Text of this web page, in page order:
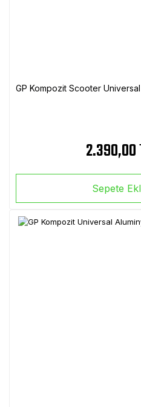
GP Kompozit Scooter
2.390,00
Sepete